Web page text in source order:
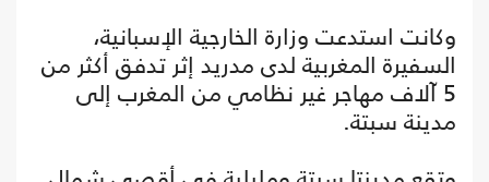
وكانت استدعت وزارة الخارجية الإسبانية،
السفيرة المغربية لدى مدريد إثر تدفق أكثر من
5 آلاف مهاجر غير نظامي من المغرب إلى
مدينة سبتة.